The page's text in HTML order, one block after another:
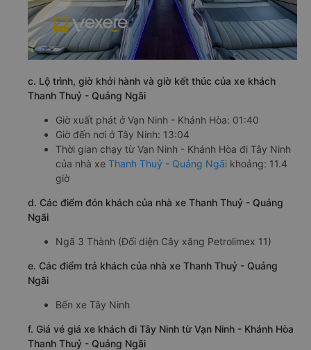
c. Lộ trình, giờ khởi hành và giờ kết thúc của xe khách
Thanh Thuỷ - Quảng Ngãi
Giờ xuất phát ở Vạn Ninh - Khánh Hòa: 01:40
Giờ đến nơi ở Tây Ninh: 13:04
Thời gian chạy từ Vạn Ninh - Khánh Hòa đi Tây Ninh
của nhà xe Thanh Thuỷ - Quảng Ngãi khoảng: 11.4
giờ
d. Các điểm đón khách của nhà xe Thanh Thuỷ - Quảng
Ngãi
Ngã 3 Thành (Đối diện Cây xăng Petrolimex 11)
e. Các điểm trả khách của nhà xe Thanh Thuỷ - Quảng
Ngãi
Bến xe Tây Ninh
f. Giá vé giá xe khách đi Tây Ninh từ Vạn Ninh - Khánh Hòa
Thanh Thuỷ - Quảng Ngãi